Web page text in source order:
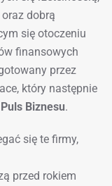
dobrą
się otoczeniu
finansowych
przez
który następnie
Puls Biznesu.
się te firmy,
przed rokiem